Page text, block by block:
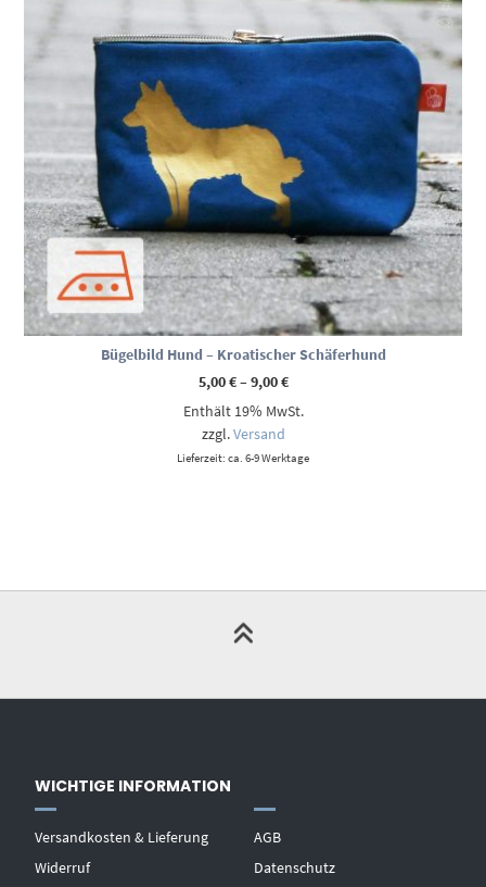
Bügelbild Hund – Kroatischer Schäferhund
5,00€–9,00€Preisspanne:
bis
Enthält 19% MwSt.
zzgl.Versand
Lieferzeit: ca. 6-9 Werktage
WICHTIGE INFORMATION
Versandkosten & Lieferung
Widerruf
AGB
Datenschutz